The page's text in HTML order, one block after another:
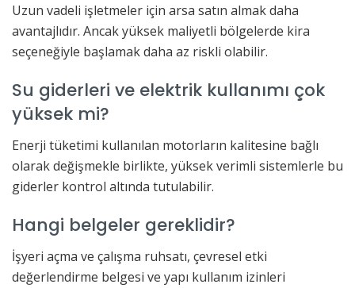
Uzun vadeli işletmeler için arsa satın almak daha
avantajlıdır. Ancak yüksek maliyetli bölgelerde kira
seçeneğiyle başlamak daha az riskli olabilir.
Su giderleri ve elektrik kullanımı çok
yüksek mi?
Enerji tüketimi kullanılan motorların kalitesine bağlı
olarak değişmekle birlikte, yüksek verimli sistemlerle bu
giderler kontrol altında tutulabilir.
Hangi belgeler gereklidir?
İşyeri açma ve çalışma ruhsatı, çevresel etki
değerlendirme belgesi ve yapı kullanım izinleri